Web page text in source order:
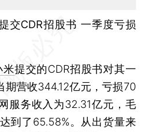
交CDR招股书 一季度亏损
米提交的CDR招股书对其一
期营收344.12亿元，亏损70
服务收入为32.31亿元，毛
到了65.58%。从出货量来